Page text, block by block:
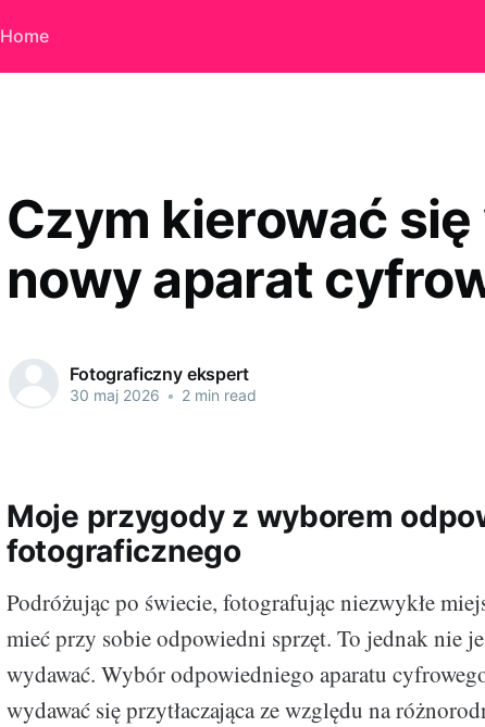
Home
Czym kierować
nowy aparat
Fotograficzny ekspert
30 maj 2026 • 2 min read
Moje przygody z wyborem
fotograficznego
Podróżując po świecie, fotografując niezwykłe
mieć przy sobie odpowiedni sprzęt. To jednak nie
wydawać. Wybór odpowiedniego aparatu
wydawać się przytłaczająca ze względu na